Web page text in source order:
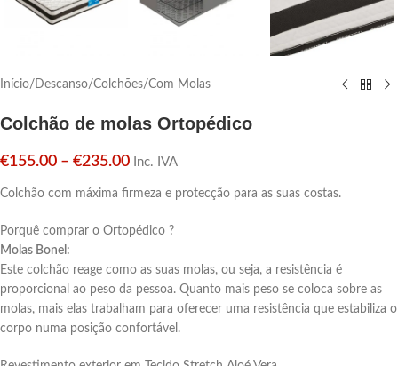
Início/ Descanso/Colchões/Com Molas
Colchão de molas Ortopédico
€155.00 – €235.00 Inc. IVA
Colchão com máxima firmeza e protecção para as suas costas.
Porquê comprar o Ortopédico ?
Molas Bonel:
Este colchão reage como as suas molas, ou seja, a resistência é
proporcional ao peso da pessoa. Quanto mais peso se coloca sobre as
molas, mais elas trabalham para oferecer uma resistência que estabiliza o
corpo numa posição confortável.